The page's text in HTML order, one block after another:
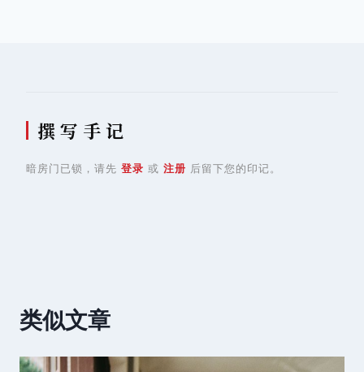
撰 写 手 记
暗房门已锁，请先 登录 或 注册 后留下您的印记。
类似文章